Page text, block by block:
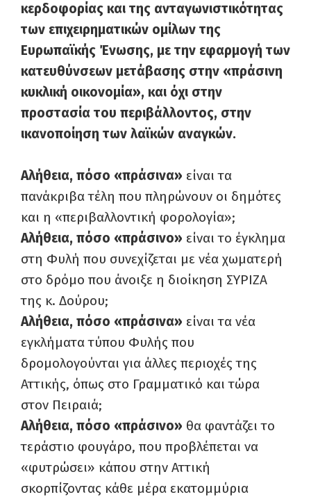
κερδοφορίας και της ανταγωνιστικότητας
των επιχειρηματικών ομίλων της
Ευρωπαϊκής Ένωσης, με την εφαρμογή των
κατευθύνσεων μετάβασης στην «πράσινη
κυκλική οικονομία», και όχι στην
προστασία του περιβάλλοντος, στην
ικανοποίηση των λαϊκών αναγκών.
Αλήθεια, πόσο «πράσινα» είναι τα
πανάκριβα τέλη που πληρώνουν οι δημότες
και η «περιβαλλοντική φορολογία»;
Αλήθεια, πόσο «πράσινο» είναι το έγκλημα
στη Φυλή που συνεχίζεται με νέα χωματερή
στο δρόμο που άνοιξε η διοίκηση ΣΥΡΙΖΑ
της κ. Δούρου;
Αλήθεια, πόσο «πράσινα» είναι τα νέα
εγκλήματα τύπου Φυλής που
δρομολογούνται για άλλες περιοχές της
Αττικής, όπως στο Γραμματικό και τώρα
στον Πειραιά;
Αλήθεια, πόσο «πράσινο» θα φαντάζει το
τεράστιο φουγάρο, που προβλέπεται να
«φυτρώσει» κάπου στην Αττική
σκορπίζοντας κάθε μέρα εκατομμύρια